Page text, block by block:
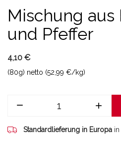
Mischung
und Pfeffer
4,10 €
(80g) netto (52,99 €/kg)
Standardlieferung in Europa